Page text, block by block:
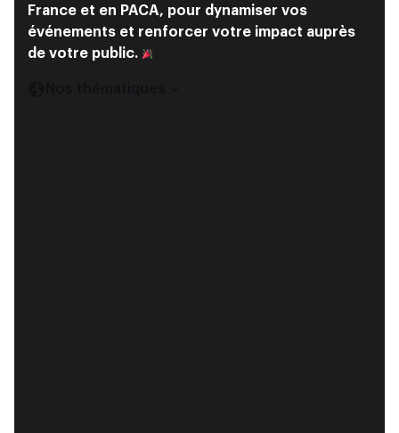
France et en PACA, pour dynamiser vos
événements et renforcer votre impact auprès
de votre public.